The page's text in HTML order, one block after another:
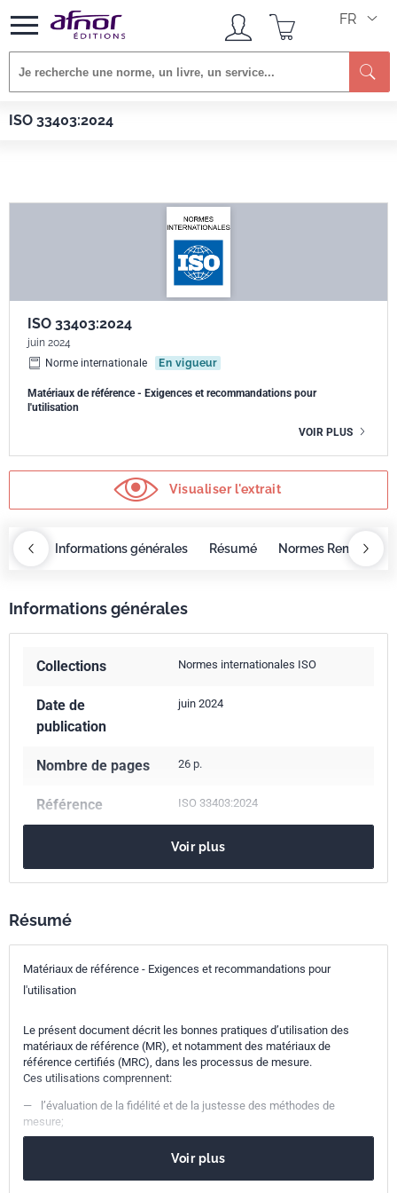
FR
ISO 33403:2024
Afnor EDITIONS Normes
ISO 33403:2024
juin 2024
Norme internationale
En vigueur
Matériaux de référence - Exigences et recommandations pour
l'utilisation
VOIR PLUS
Visualiser l'extrait
Informations générales Résumé Normes
Informations générales
Collections Normes internationales ISO
Date de
publication
juin 2024
Nombre de pages 26 p.
Référence ISO 33403:2024
71.040.30
Numéro de tirage 1
Voir plus
Résumé
Matériaux de référence - Exigences et recommandations pour
l'utilisation
Le présent document décrit les bonnes pratiques d’utilisation des
matériaux de référence (MR), et notamment des matériaux de
référence certifiés (MRC), dans les processus de mesure.
Ces utilisations comprennent:
—
l’évaluation de la fidélité et de la justesse des méthodes de
mesure;
—
Voir plus